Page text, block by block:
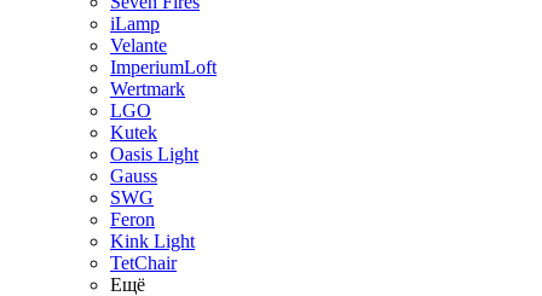
iLamp
Velante
ImperiumLoft
Wertmark
LGO
Kutek
Oasis Light
Gauss
SWG
Feron
Kink Light
TetСhair
Ещё